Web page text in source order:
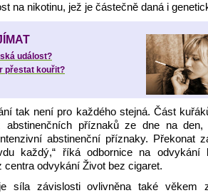
na nikotinu, jež je částečně daná i
událost?
přestat kouřit?
tak není pro každého stejná. Část
abstinenčních příznaků ze dne na den,
abstinenční příznaky. Překonat
každý,“ říká odbornice na odvykání
centra odvykání Život bez cigaret.
síla závislosti ovlivněna také věkem